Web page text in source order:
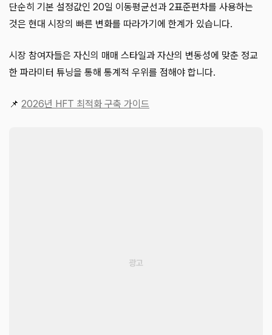
단순히 기본 설정값인 20일 이동평균선과 2표준편차를 사용하는
것은 현대 시장의 빠른 변화를 따라가기에 한계가 있습니다.
시장 참여자들은 자신의 매매 스타일과 자산의 변동성에 맞춘 정교
한 파라미터 튜닝을 통해 통계적 우위를 점해야 합니다.
📌 2026년 HFT 최적화 구축 가이드